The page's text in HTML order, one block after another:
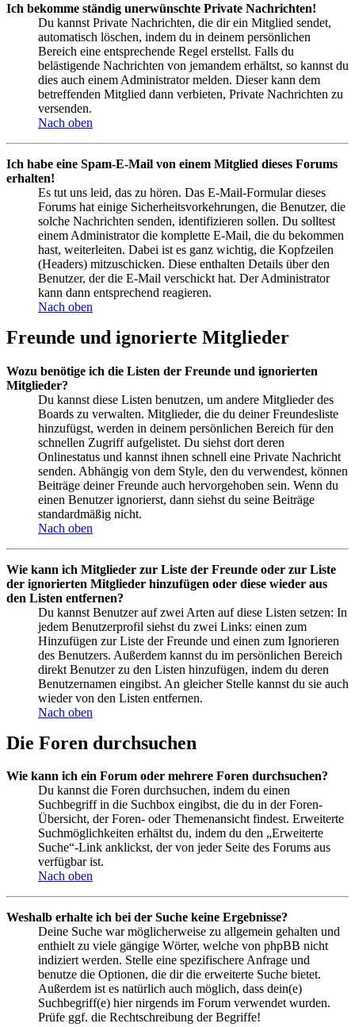
Ich bekomme ständig unerwünschte Private Nachrichten!
Du kannst Private Nachrichten, die dir ein Mitglied sendet,
automatisch löschen, indem du in deinem persönlichen
Bereich eine entsprechende Regel erstellst. Falls du
belästigende Nachrichten von jemandem erhältst, so kannst du
dies auch einem Administrator melden. Dieser kann dem
betreffenden Mitglied dann verbieten, Private Nachrichten zu
versenden.
Nach oben
Ich habe eine Spam-E-Mail von einem Mitglied dieses Forums
erhalten!
Es tut uns leid, das zu hören. Das E-Mail-Formular dieses
Forums hat einige Sicherheitsvorkehrungen, die Benutzer, die
solche Nachrichten senden, identifizieren sollen. Du solltest
einem Administrator die komplette E-Mail, die du bekommen
hast, weiterleiten. Dabei ist es ganz wichtig, die Kopfzeilen
(Headers) mitzuschicken. Diese enthalten Details über den
Benutzer, der die E-Mail verschickt hat. Der Administrator
kann dann entsprechend reagieren.
Nach oben
Freunde und ignorierte Mitglieder
Wozu benötige ich die Listen der Freunde und ignorierten
Mitglieder?
Du kannst diese Listen benutzen, um andere Mitglieder des
Boards zu verwalten. Mitglieder, die du deiner Freundesliste
hinzufügst, werden in deinem persönlichen Bereich für den
schnellen Zugriff aufgelistet. Du siehst dort deren
Onlinestatus und kannst ihnen schnell eine Private Nachricht
senden. Abhängig von dem Style, den du verwendest, können
Beiträge deiner Freunde auch hervorgehoben sein. Wenn du
einen Benutzer ignorierst, dann siehst du seine Beiträge
standardmäßig nicht.
Nach oben
Wie kann ich Mitglieder zur Liste der Freunde oder zur Liste
der ignorierten Mitglieder hinzufügen oder diese wieder aus
den Listen entfernen?
Du kannst Benutzer auf zwei Arten auf diese Listen setzen: In
jedem Benutzerprofil siehst du zwei Links: einen zum
Hinzufügen zur Liste der Freunde und einen zum Ignorieren
des Benutzers. Außerdem kannst du im persönlichen Bereich
direkt Benutzer zu den Listen hinzufügen, indem du deren
Benutzernamen eingibst. An gleicher Stelle kannst du sie auch
wieder von den Listen entfernen.
Nach oben
Die Foren durchsuchen
Wie kann ich ein Forum oder mehrere Foren durchsuchen?
Du kannst die Foren durchsuchen, indem du einen
Suchbegriff in die Suchbox eingibst, die du in der Foren-
Übersicht, der Foren- oder Themenansicht findest. Erweiterte
Suchmöglichkeiten erhältst du, indem du den „Erweiterte
Suche“-Link anklickst, der von jeder Seite des Forums aus
verfügbar ist.
Nach oben
Weshalb erhalte ich bei der Suche keine Ergebnisse?
Deine Suche war möglicherweise zu allgemein gehalten und
enthielt zu viele gängige Wörter, welche von phpBB nicht
indiziert werden. Stelle eine spezifischere Anfrage und
benutze die Optionen, die dir die erweiterte Suche bietet.
Außerdem ist es natürlich auch möglich, dass dein(e)
Suchbegriff(e) hier nirgends im Forum verwendet wurden.
Prüfe ggf. die Rechtschreibung der Begriffe!